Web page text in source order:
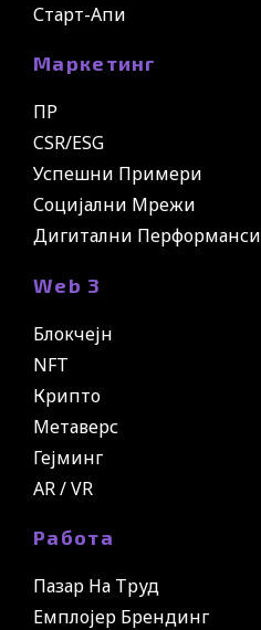
Старт-Апи
Маркетинг
ПР
CSR/ESG
Успешни Примери
Социјални Мрежи
Дигитални Перформанси
Web 3
Блокчејн
NFT
Крипто
Метаверс
Гејминг
AR / VR
Работа
Пазар На Труд
Емплојер Брендинг